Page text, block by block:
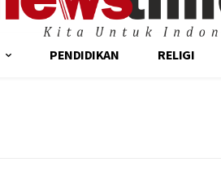
PENDIDIKAN RELIGI